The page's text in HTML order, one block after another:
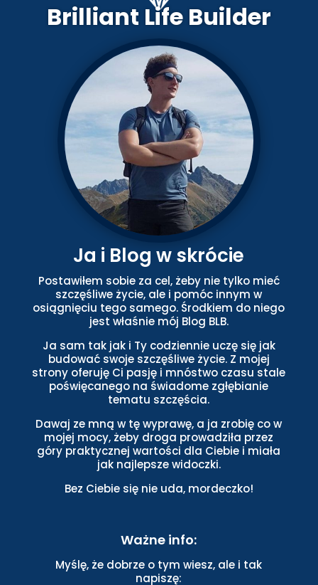
Brilliant Life Builder
Ja i Blog w skrócie
Postawiłem sobie za cel, żeby nie tylko mieć
szczęśliwe życie, ale i pomóc innym w
osiągnięciu tego samego. Środkiem do niego
jest właśnie mój Blog BLB.
Ja sam tak jak i Ty codziennie uczę się jak
budować swoje szczęśliwe życie. Z mojej
strony oferuję Ci pasję i mnóstwo czasu stale
poświęcanego na świadome zgłębianie
tematu szczęścia.
Dawaj ze mną w tę wyprawę, a ja zrobię co w
mojej mocy, żeby droga prowadziła przez
góry praktycznej wartości dla Ciebie i miała
jak najlepsze widoczki.
Bez Ciebie się nie uda, mordeczko!
Ważne info:
Myślę, że dobrze o tym wiesz, ale i tak
napiszę: